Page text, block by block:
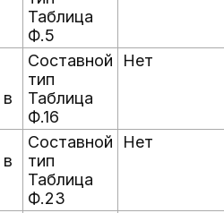
Таблица
Ф.5
Составной
тип
Таблица
Ф.16
Нет
Составной
тип
Таблица
Ф.23
Нет